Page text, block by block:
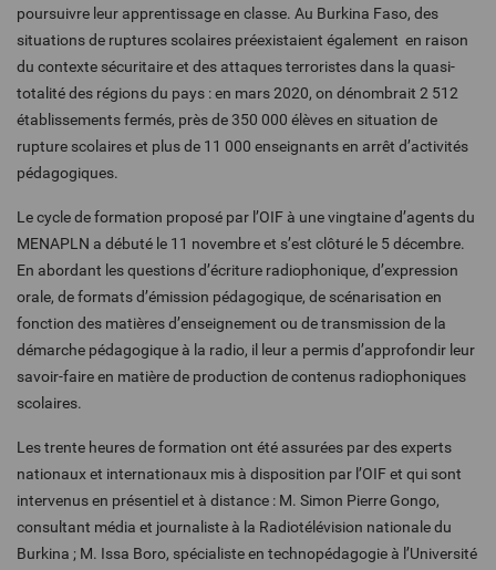
poursuivre leur apprentissage en classe. Au Burkina Faso, des
situations de ruptures scolaires préexistaient également en raison
du contexte sécuritaire et des attaques terroristes dans la quasi-
totalité des régions du pays : en mars 2020, on dénombrait 2 512
établissements fermés, près de 350 000 élèves en situation de
rupture scolaires et plus de 11 000 enseignants en arrêt d’activités
pédagogiques.
Le cycle de formation proposé par l’OIF à une vingtaine d’agents du
MENAPLN a débuté le 11 novembre et s’est clôturé le 5 décembre.
En abordant les questions d’écriture radiophonique, d’expression
orale, de formats d’émission pédagogique, de scénarisation en
fonction des matières d’enseignement ou de transmission de la
démarche pédagogique à la radio, il leur a permis d’approfondir leur
savoir-faire en matière de production de contenus radiophoniques
scolaires.
Les trente heures de formation ont été assurées par des experts
nationaux et internationaux mis à disposition par l’OIF et qui sont
intervenus en présentiel et à distance : M. Simon Pierre Gongo,
consultant média et journaliste à la Radiotélévision nationale du
Burkina ; M. Issa Boro, spécialiste en technopédagogie à l’Université